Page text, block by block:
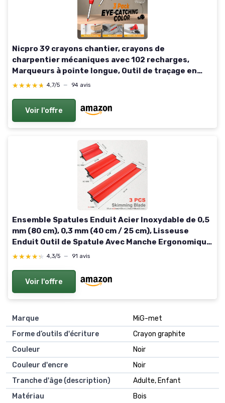
Nicpro 39 crayons chantier, crayons de
charpentier mécaniques avec 102 recharges,
Marqueurs à pointe longue, Outil de traçage en
carbure et Crayons de construction pour
★★★★★
★★★★★ 4,7/5 — 94 avis
Voir l'offre
Ensemble Spatules Enduit Acier Inoxydable de 0,5
mm (80 cm), 0,3 mm (40 cm / 25 cm), Lisseuse
Enduit Outil de Spatule Avec Manche Ergonomique
en Z pour La Décoration Murale et la Construction,
★★★★★
★★★★★ 4,3/5 — 91 avis
Voir l'offre
Marque
MiG-met
Forme d’outils d'écriture
Crayon graphite
Couleur
Noir
Couleur d'encre
Noir
Tranche d'âge (description)
Adulte, Enfant
Matériau
Bois